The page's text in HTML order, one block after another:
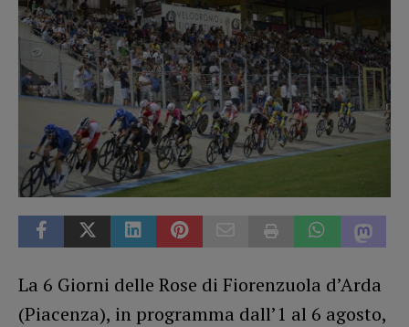
La 6 Giorni delle Rose di Fiorenzuola d’Arda
(Piacenza), in programma dall’1 al 6 agosto,